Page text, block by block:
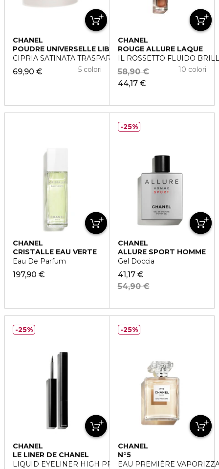
CHANEL
POUDRE UNIVERSELLE LIBRE
CIPRIA SATINATA TRASPARENTE PER IL VISO
69,90 € 5 colori
CHANEL
ROUGE ALLURE LAQUE
IL ROSSETTO FLUIDO
44,17 €
58,90 € 10 colori
CHANEL
CRISTALLE EAU VERTE
Eau De Parfum
197,90 €
CHANEL
ALLURE SPORT HOMME
Gel Doccia
41,17 €
54,90 €
25%
CHANEL
LE LINER DE CHANEL
LIQUID EYELINER HIGH PRECISION LONGWEAR
25%
CHANEL
N°5
EAU PREMIÈRE
25%